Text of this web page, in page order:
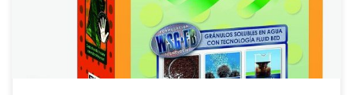
radiación solar y, a la vez, hidrata los […]